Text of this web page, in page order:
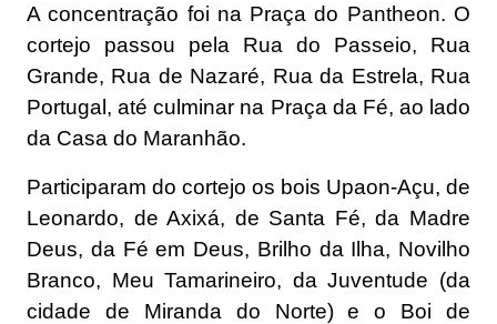
A concentração foi na Praça do Pantheon. O
cortejo passou pela Rua do Passeio, Rua
Grande, Rua de Nazaré, Rua da Estrela, Rua
Portugal, até culminar na Praça da Fé, ao lado
da Casa do Maranhão.
Participaram do cortejo os bois Upaon-Açu, de
Leonardo, de Axixá, de Santa Fé, da Madre
Deus, da Fé em Deus, Brilho da Ilha, Novilho
Branco, Meu Tamarineiro, da Juventude (da
cidade de Miranda do Norte) e o Boi de